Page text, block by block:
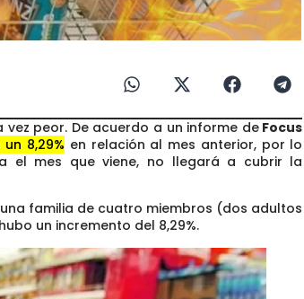
peor. De acuerdo a un informe deFocus
8,29% en relación al mes anterior, por lo
el mes que viene, no llegará a cubrir la
familia de cuatro miembros (dos adultos
un incremento del 8,29%.